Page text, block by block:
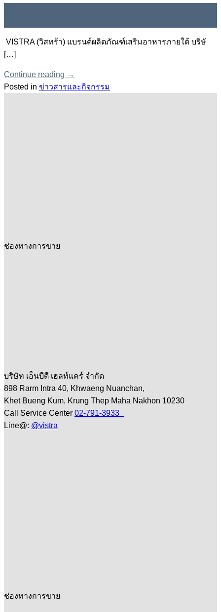
VISTRA (วิสทร้า) แบรนด์ผลิตภัณฑ์เสริมอาหารภายใต้ บริษั
[…]
Continue reading →
Posted in ข่าวสารและกิจกรรม
ช่องทางการขาย
บริษัท เอ็นบีดี เฮลท์แคร์ จำกัด
898 Rarm Intra 40, Khwaeng Nuanchan,
Khet Bueng Kum, Krung Thep Maha Nakhon 10230
Call Service Center 02-791-3933
Line@: @vistra
ช่องทางการขาย